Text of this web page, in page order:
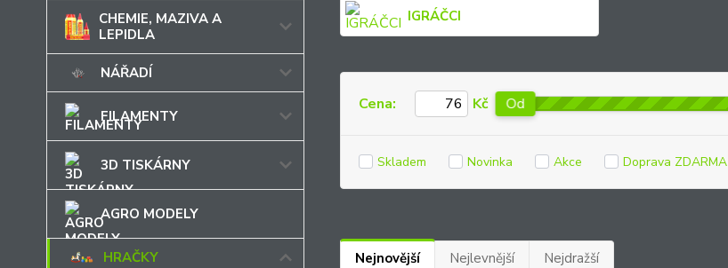
CHEMIE, MAZIVA A
LEPIDLA
NÁŘADÍ
FILAMENTY
3D TISKÁRNY
AGRO MODELY
HRAČKY
IGRÁČCI
Cena: Kč Od
Skladem Novinka Akce Doprava ZDARMA
Nejnovější Nejlevnější Nejdražší